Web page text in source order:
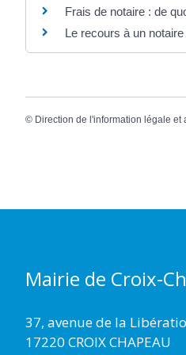
Frais de notaire : de
Le recours à un
© Direction de l'information légale et
Mairie de Croix-
37, avenue de la
17220 CROIX CHAPEAU